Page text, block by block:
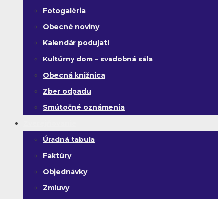
Fotogaléria
Obecné noviny
Kalendár podujatí
Kultúrny dom – svadobná sála
Obecná knižnica
Zber odpadu
Smútočné oznámenia
Úradná tabuľa
Faktúry
Objednávky
Zmluvy